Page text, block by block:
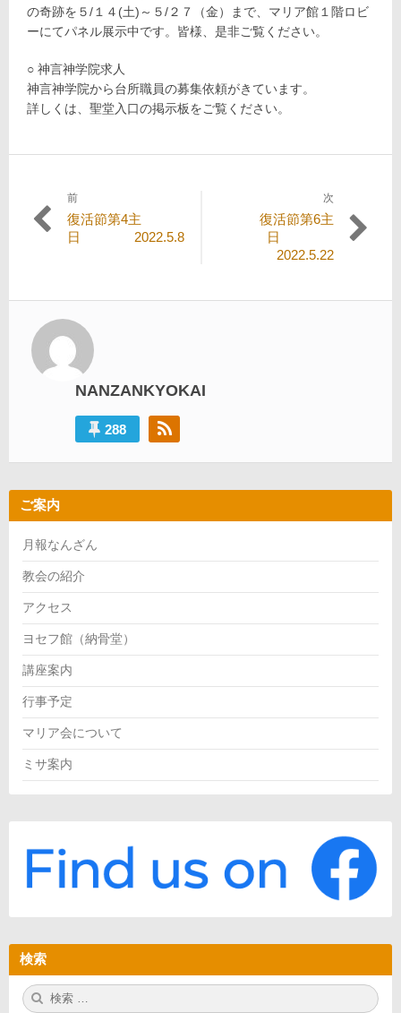
の奇跡を５/１４(土)～５/２７（金）まで、マリア館１階ロビ
ーにてパネル展示中です。皆様、是非ご覧ください。
○ 神言神学院求人
神言神学院から台所職員の募集依頼がきています。
詳しくは、聖堂入口の掲示板をご覧ください。
投
稿
ゲ
ー
シ
前
過
去
復活節第4主
日 2022.5.8
次
復活節第6主
日
2022.5.22
NANZANKYOKAI
288
ご案内
月報なんざん
教会の紹介
アクセス
ヨセフ館（納骨堂）
講座案内
行事予定
マリア会について
ミサ案内
検索
検
索: